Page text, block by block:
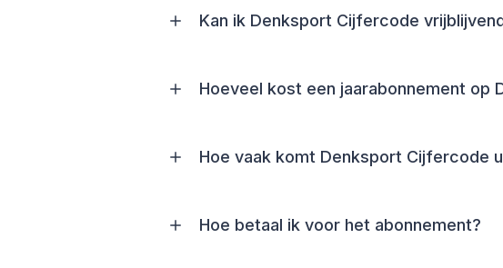
Kan ik Denksport Cijfercode
Hoeveel kost een jaarabonnement op
Hoe vaak komt Denksport Cijfercode
Hoe betaal ik voor het abonnement?